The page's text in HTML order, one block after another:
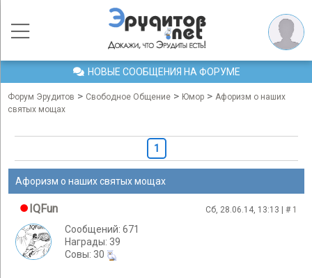
НОВЫЕ СООБЩЕНИЯ НА ФОРУМЕ
Форум Эрудитов > Свободное Общение > Юмор > Афоризм о наших
святых мощах
1
Афоризм о наших святых мощах
IQFun Сб, 28.06.14, 13:13 | # 1
Сообщений: 671
Награды: 39
Cовы: 30